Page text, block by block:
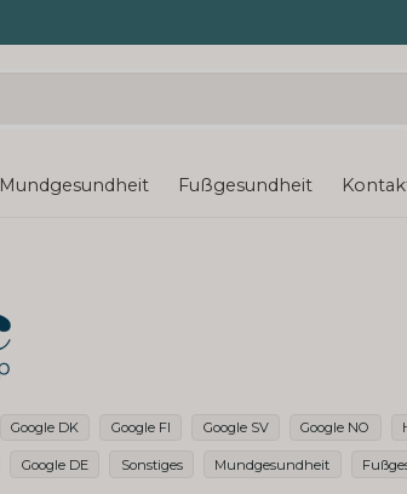
Mundgesundheit Fußgesundheit
Google DK Google FI Google SV Google NO
Google DE Sonstiges Mundgesundheit